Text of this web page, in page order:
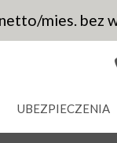
mies. bez
UBEZPIECZENIA